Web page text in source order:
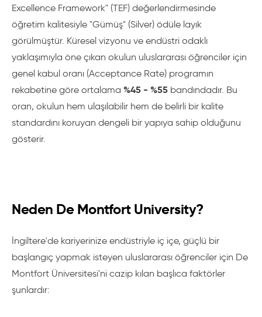
Excellence Framework" (TEF) değerlendirmesinde
öğretim kalitesiyle "Gümüş" (Silver) ödüle layık
görülmüştür. Küresel vizyonu ve endüstri odaklı
yaklaşımıyla öne çıkan okulun uluslararası öğrenciler için
genel kabul oranı (Acceptance Rate) programın
rekabetine göre ortalama %45 - %55 bandındadır. Bu
oran, okulun hem ulaşılabilir hem de belirli bir kalite
standardını koruyan dengeli bir yapıya sahip olduğunu
gösterir.
Neden De Montfort University?
İngiltere'de kariyerinize endüstriyle iç içe, güçlü bir
başlangıç yapmak isteyen uluslararası öğrenciler için De
Montfort Üniversitesi'ni cazip kılan başlıca faktörler
şunlardır: